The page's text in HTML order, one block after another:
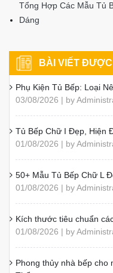
Tổng Hợp Các Mẫu Tủ
Dáng
BÀI VIẾT
Phụ Kiện Tủ Bếp: Loại
03/08/2026 | by
Tủ Bếp Chữ I Đẹp, Hiện
01/08/2026 | by
50+ Mẫu Tủ Bếp Chữ L
01/08/2026 | by
Kích thước tiêu chuẩn
01/08/2026 | by
Phong thủy nhà bếp cho